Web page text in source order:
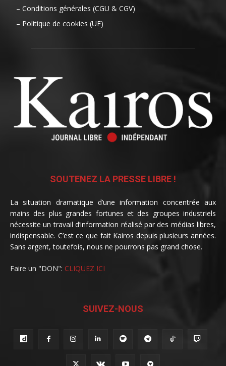
– Conditions générales (CGU & CGV)
– Politique de cookies (UE)
SOUTENEZ LA PRESSE LIBRE !
La situation dramatique d’une information concentrée aux
mains des plus grandes fortunes et des groupes industriels
nécessite un travail d’information réalisé par des médias libres,
indispensable. C’est ce que fait Kairos depuis plusieurs années.
Sans argent, toutefois, nous ne pourrons pas grand chose.
Faire un "DON": CLIQUEZ ICI
SUIVEZ-NOUS